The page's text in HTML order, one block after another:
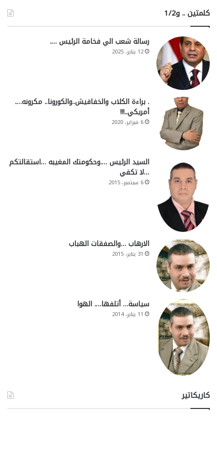
كلمتين .. و1/2
رسالة شعب الي فخامة الرئيس ….
12 يناير، 2025
. براءة الكلاب والخفافيش..والكورونا.. مكرونه….
أمريكي..!!!
6 فبراير، 2020
السيد الرئيس ….وحكومتك المغيبه …استقالتكم
…لا تكفي
6 سبتمبر، 2015
الارهاب …والصفقات الهباب
31 يناير، 2015
سياسة… أتلفها…. الهوا
11 يناير، 2014
كاريكاتير